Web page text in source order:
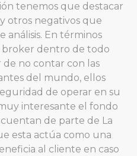
tenemos que destacar
otros negativos que
análisis. En términos
broker dentro de todo
de no contar con las
del mundo, ellos
de operar en su
interesante el fondo
de parte de La
esta actúa como una
al cliente en caso